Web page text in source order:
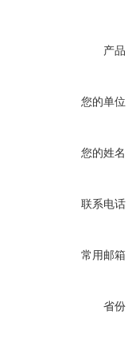
产品
您的单位
您的姓名
联系电话
常用邮箱
省份